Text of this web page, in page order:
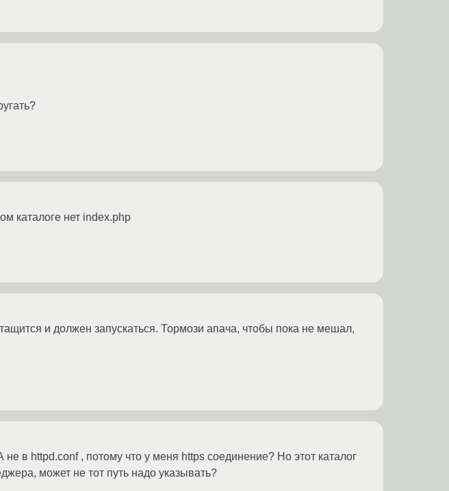
каталоге нет index.php
и должен запускаться. Тормози апача, чтобы пока не мешал,
в httpd.conf , потому что у меня https соединение? Но этот каталог
может не тот путь надо указывать?